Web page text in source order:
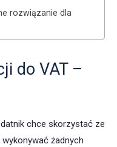
rozwiązanie dla
do VAT –
chce skorzystać ze
żadnych